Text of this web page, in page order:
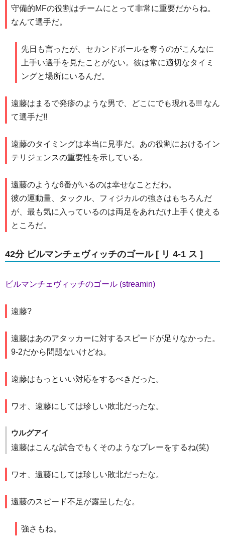
守備的MFの役割はチームにとって非常に重要だからね。
なんて選手だ。
先日も言ったが、セカンドボールを奪うのがこんなに
上手い選手を見たことがない。彼は常に適切なタイミ
ングと場所にいるんだ。
遠藤はまるで発疹のような男で、どこにでも現れる!!! なん
て選手だ!!
遠藤のタイミングは本当に見事だ。あの役割におけるイン
テリジェンスの重要性を示している。
遠藤のような6番がいるのは幸せなことだわ。
彼の運動量、タックル、フィジカルの強さはもちろんだ
が、最も気に入っているのは両足をあれだけ上手く使える
ところだ。
42分 ビルマンチェヴィッチのゴール [ リ 4-1 ス ]
ビルマンチェヴィッチのゴール (streamin)
遠藤?
遠藤はあのアタッカーに対するスピードが足りなかった。
9-2だから問題ないけどね。
遠藤はもっといい対応をするべきだった。
ワオ、遠藤にしては珍しい敗北だったな。
ウルグアイ
遠藤はこんな試合でもくそのようなプレーをするね(笑)
ワオ、遠藤にしては珍しい敗北だったな。
遠藤のスピード不足が露呈したな。
強さもね。